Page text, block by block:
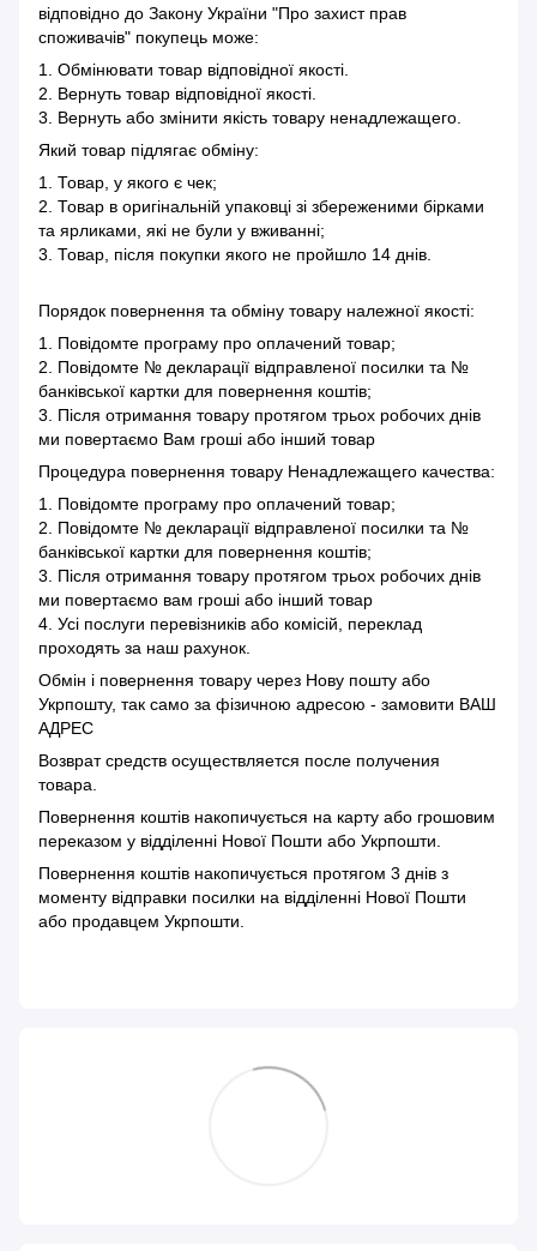
відповідно до Закону України "Про захист прав
споживачів" покупець може:
1. Обмінювати товар відповідної якості.
2. Вернуть товар відповідної якості.
3. Вернуть або змінити якість товару ненадлежащего.
Який товар підлягає обміну:
1. Товар, у якого є чек;
2. Товар в оригінальній упаковці зі збереженими бірками
та ярликами, які не були у вживанні;
3. Товар, після покупки якого не пройшло 14 днів.
Порядок повернення та обміну товару належної якості:
1. Повідомте програму про оплачений товар;
2. Повідомте № декларації відправленої посилки та №
банківської картки для повернення коштів;
3. Після отримання товару протягом трьох робочих днів
ми повертаємо Вам гроші або інший товар
Процедура повернення товару Ненадлежащего качества:
1. Повідомте програму про оплачений товар;
2. Повідомте № декларації відправленої посилки та №
банківської картки для повернення коштів;
3. Після отримання товару протягом трьох робочих днів
ми повертаємо вам гроші або інший товар
4. Усі послуги перевізників або комісій, переклад
проходять за наш рахунок.
Обмін і повернення товару через Нову пошту або
Укрпошту, так само за фізичною адресою - замовити ВАШ
АДРЕС
Возврат средств осуществляется после получения
товара.
Повернення коштів накопичується на карту або грошовим
переказом у відділенні Нової Пошти або Укрпошти.
Повернення коштів накопичується протягом 3 днів з
моменту відправки посилки на відділенні Нової Пошти
або продавцем Укрпошти.